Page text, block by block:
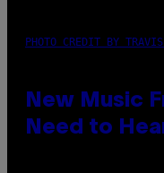
PHOTO CREDIT BY
New Music
Need to